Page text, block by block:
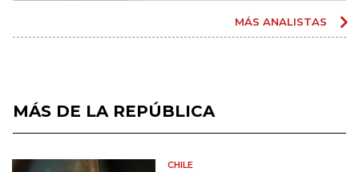
MÁS ANALISTAS
MÁS DE LA REPÚBLICA
CHILE